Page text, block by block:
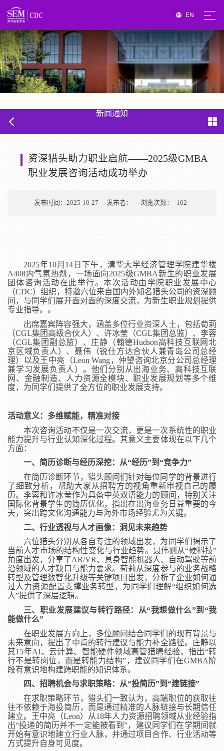
EN
新闻通知
资深猎头助力职业启航——2025级GMBA
职业发展咨询活动成功举办
发布时间：2025-10-27 发布者： 浏览次数： 102
2025年10月14日下午，清华大学经济管理学院建华楼
A408内气氛热烈，一场面向2025级GMBA新生的职业发展
团体咨询活动在此举行。本次活动由学院职业发展中心
（CDC）组织，特邀六位来自国内外知名猎头公司的资深顾
问，与同学们展开面对面的深度交流，为新生职业规划提供
专业指导。。
出席嘉宾阵容强大，涵盖多位行业资深人士，包括荀莉
（CGL集团高级合伙人）、许冰莹（CGL集团总监）、李蓉
（CGL集团副总监）、庄静（翰德Hudson高科技互联网北
京区域负责人）、聂伟（锐仕方达合伙人兼青岛公司总经
理）以及王中亮（Leon Wang，仲望咨询北京分公司总经理
兼学习发展负责人）。他们分别从出海业务、高科技互联
网、金融制造、人力资源全模块、职业发展规划等多个维
度，为同学们提供了全方位的职业发展支持。
活动意义：多维赋能，精准对接
本次咨询活动不仅是一次交流，更是一次系统性的职业
能力提升与行业认知深化过程。其意义主要体现在以下几个
方面：
一、简历诊断与经历深挖：从“经历”到“竞争力”
在简历诊断环节，猎头顾问们针对每位同学的背景进行
了细致分析，帮助大家从招聘方的视角重新审视自己的履
历。李蓉和许冰莹作为具备中英双语能力的顾问，特别关注
国际化背景学生的简历优化，指出在出海业务日益重要的今
天，突出跨文化沟通能力与海外市场经验尤为关键。
二、行业透视与人才画像：洞见未来趋势
六位猎头分别从各自专注的领域出发，为同学们揭示了
当前人才市场的结构性变化与行业趋势。聂伟则从“硬科技”
角度出发，分享了AR/VR、具身智能机器人、自动驾驶等前
沿领域的人才缺口与能力要求。荀莉从深度参与的业务战略
转型及管理数智化升级等关键项目出发，分析了企业如何通
过人力资源配置支撑业务转型，为同学们理解“组织如何选
人”提供了深层逻辑。
三、职业发展建议与转行路径：从“我想做什么”到“我
能做什么”
在职业发展方向上，多位顾问结合同学们的现有背景与
未来意向，提出了中肯的转行建议与能力补全路径。庄静以
其15年AI、云计算、智能硬件领域高管猎聘经验，指出“转
行不是转岗位，而是转能力结构”，建议同学们在GMBA阶
段有意识地构建跨职能的知识体系。
四、招聘机会与求职策略：从“投简历”到“建链接”
在求职策略环节，猎头们一致认为，高端职位的获取往
往不依赖于海投简历，而是通过精准的人脉链接与长期信任
建立。王中亮（Leon）从18年人力资源招聘领域从业经验指
出“投递的简历并不一定能被看到”，建议同学们在学期间就
开始有意识地建立行业人脉，并通过项目合作、行业活动等
方式提升自身可见度。